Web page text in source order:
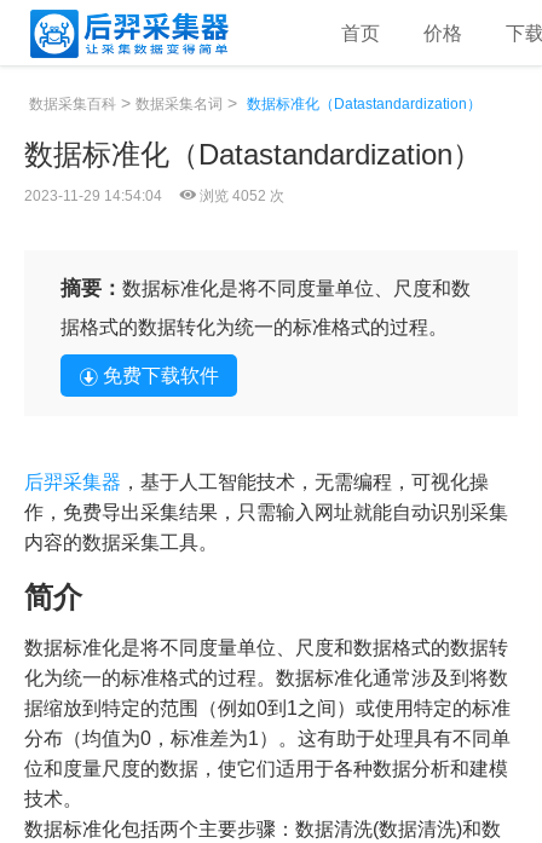
首页 价格 下
数据采集百科 > 数据采集名词 > 数据标准化（Datastandardization）
数据标准化（Datastandardization）
2023-11-29 14:54:04 浏览 4052 次
摘要： 数据标准化是将不同度量单位、尺度和数
据格式的数据转化为统一的标准格式的过程。
免费下载软件
后羿采集器 ，基于人工智能技术，无需编程，可视化操
作，免费导出采集结果，只需输入网址就能自动识别采集
内容的数据采集工具。
简介
数据标准化是将不同度量单位、尺度和数据格式的数据转
化为统一的标准格式的过程。数据标准化通常涉及到将数
据缩放到特定的范围（例如0到1之间）或使用特定的标准
分布（均值为0，标准差为1）。这有助于处理具有不同单
位和度量尺度的数据，使它们适用于各种数据分析和建模
技术。
数据标准化包括两个主要步骤：数据清洗(数据清洗)和数